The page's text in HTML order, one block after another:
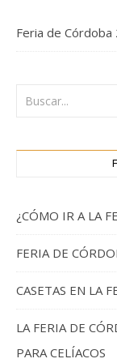
Feria de Córdoba
¿CÓMO IR A LA
FERIA DE
CASETAS EN LA
LA FERIA DE
PARA CELÍACOS